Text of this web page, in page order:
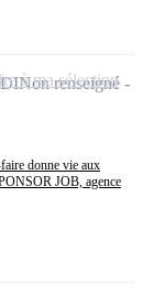
donne vie aux
JOB, agence
Non renseigné
à ma sélection